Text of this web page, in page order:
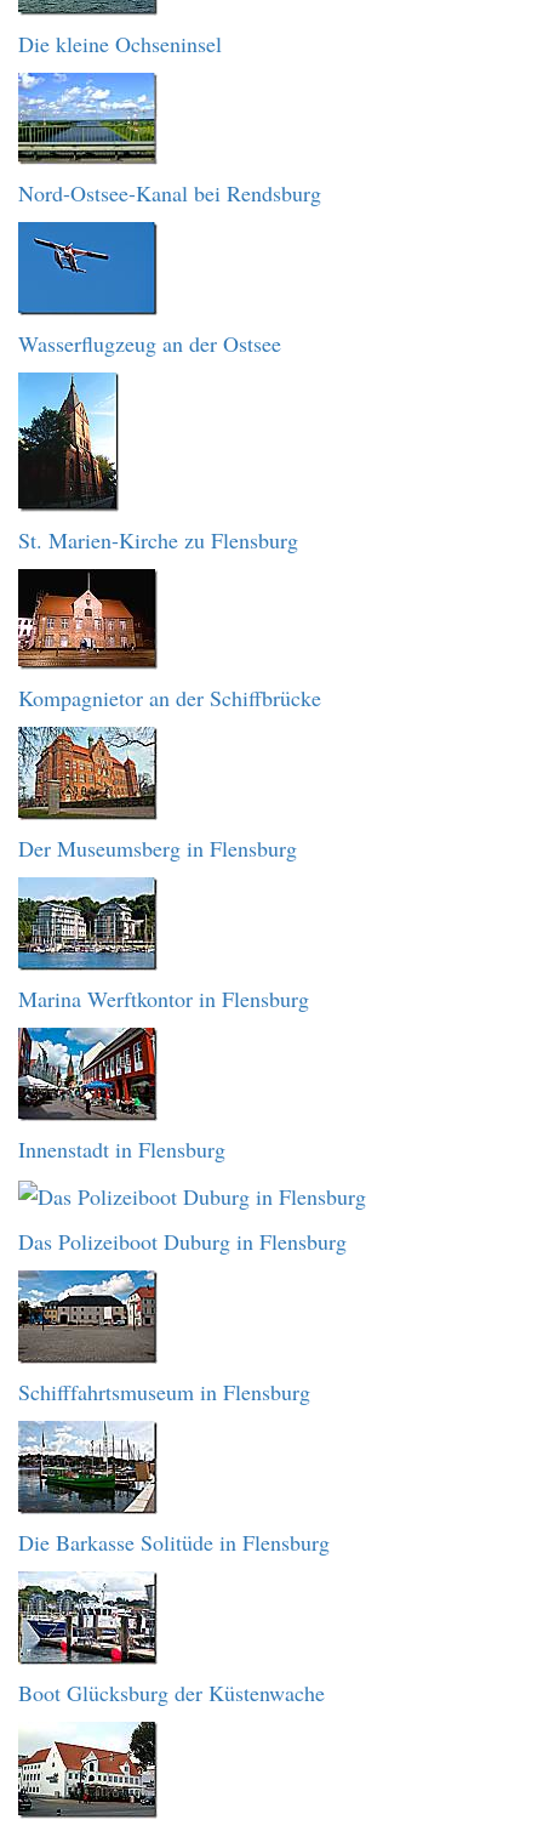
Die kleine Ochseninsel
Nord-Ostsee-Kanal bei Rendsburg
Wasserflugzeug an der Ostsee
St. Marien-Kirche zu Flensburg
Kompagnietor an der Schiffbrücke
Der Museumsberg in Flensburg
Marina Werftkontor in Flensburg
Innenstadt in Flensburg
Das Polizeiboot Duburg in Flensburg
Schifffahrtsmuseum in Flensburg
Die Barkasse Solitüde in Flensburg
Boot Glücksburg der Küstenwache